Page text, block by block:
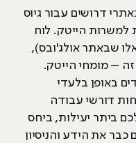
דרושים עבור גיוס
למשרות הייטק. לוח
שבאתר אולג'ובס),
– מומחי הייטק.
באופן בלעדי
דורשי עבודה
ביתר יעילות, ביחס
את הידע והניסיון